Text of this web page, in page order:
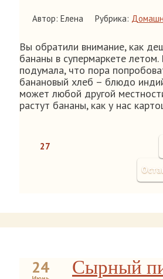
Автор: Елена Рубрика:
Вы обратили внимание, как
бананы в супермаркете
подумала, что пора
банановый хлеб – блюдо
может любой другой
растут бананы, как у нас
27
24
Сырный